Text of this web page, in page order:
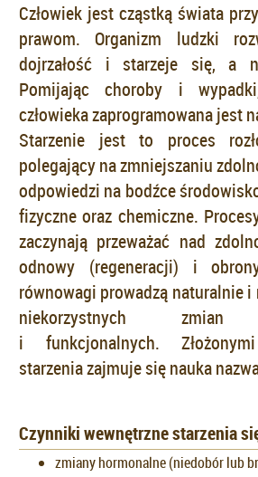
Człowiek jest cząstką świata
prawom. Organizm ludzki
dojrzałość i starzeje się, a
Pomijając choroby i
człowieka zaprogramowana jest
Starzenie jest to proces
polegający na zmniejszaniu
odpowiedzi na bodźce
fizyczne oraz chemiczne.
zaczynają przeważać nad
odnowy (regeneracji) i
równowagi prowadzą naturalnie
niekorzystnych zmian
i funkcjonalnych.
starzenia zajmuje się nauka
Czynniki wewnętrzne starzenia
zmiany hormonalne (niedobór lub